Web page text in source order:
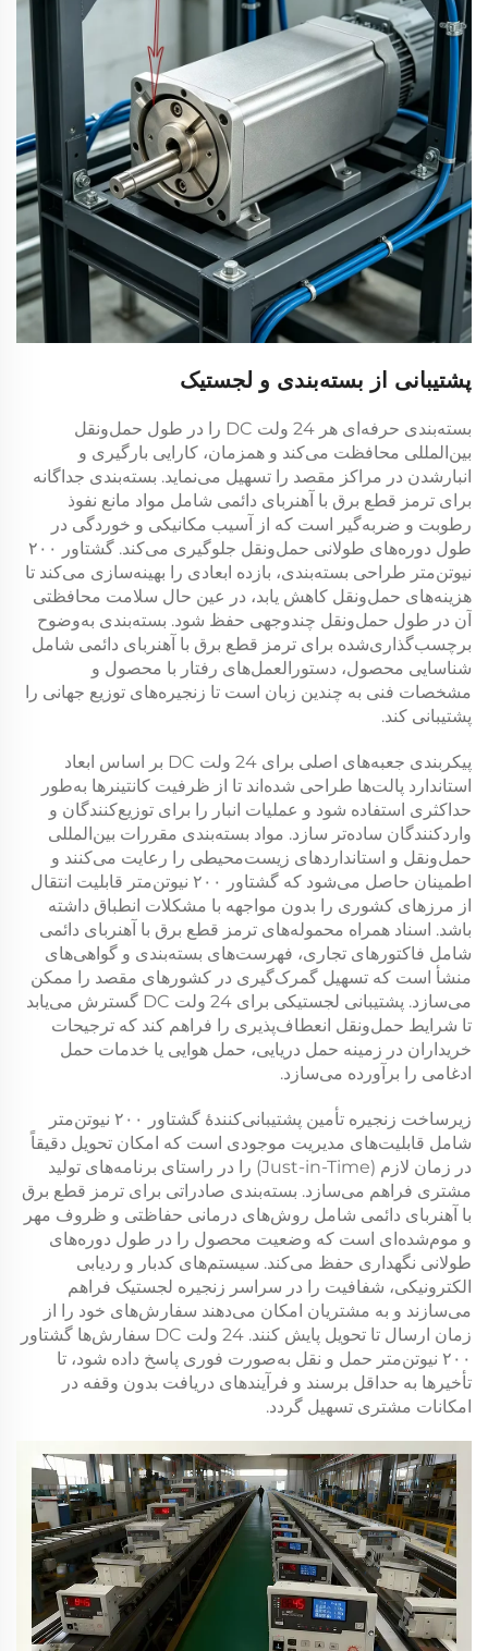
پشتیبانی از بسته‌بندی و لجستیک
بسته‌بندی حرفه‌ای هر 24 ولت DC
را در طول حمل‌ونقل
بین‌المللی محافظت می‌کند و همزمان، کارایی بارگیری و
انبارشدن در مراکز مقصد را تسهیل می‌نماید. بسته‌بندی جداگانه
برای ترمز قطع برق با آهنربای دائمی شامل مواد مانع نفوذ
رطوبت و ضربه‌گیر است که از آسیب مکانیکی و خوردگی در
طول دوره‌های طولانی حمل‌ونقل جلوگیری می‌کند.
گشتاور ۲۰۰
نیوتن‌متر طراحی بسته‌بندی، بازده ابعادی را بهینه‌سازی می‌کند تا
هزینه‌های حمل‌ونقل کاهش یابد، در عین حال سلامت محافظتی
آن در طول حمل‌ونقل چندوجهی حفظ شود. بسته‌بندی به‌وضوح
برچسب‌گذاری‌شده برای ترمز قطع برق با آهنربای دائمی شامل
شناسایی محصول، دستورالعمل‌های رفتار با محصول و
مشخصات فنی به چندین زبان است تا زنجیره‌های توزیع جهانی را
پشتیبانی کند.
پیکربندی جعبه‌های اصلی برای 24 ولت DC
بر اساس ابعاد
استاندارد پالت‌ها طراحی شده‌اند تا از ظرفیت کانتینرها به‌طور
حداکثری استفاده شود و عملیات انبار را برای توزیع‌کنندگان و
واردکنندگان ساده‌تر سازد. مواد بسته‌بندی مقررات بین‌المللی
حمل‌ونقل و استانداردهای زیست‌محیطی را رعایت می‌کنند و
اطمینان حاصل می‌شود که گشتاور ۲۰۰ نیوتن‌متر
قابلیت انتقال
از مرزهای کشوری را بدون مواجهه با مشکلات انطباق داشته
باشد. اسناد همراه محموله‌های ترمز قطع برق با آهنربای دائمی
شامل فاکتورهای تجاری، فهرست‌های بسته‌بندی و گواهی‌های
منشأ است که تسهیل گمرک‌گیری در کشورهای مقصد را ممکن
می‌سازد. پشتیبانی لجستیکی برای 24 ولت DC
گسترش می‌یابد
تا شرایط حمل‌ونقل انعطاف‌پذیری را فراهم کند که ترجیحات
خریداران در زمینه حمل دریایی، حمل هوایی یا خدمات حمل
ادغامی را برآورده می‌سازد.
زیرساخت زنجیره تأمین پشتیبانی‌کنندهٔ گشتاور ۲۰۰ نیوتن‌متر
شامل قابلیت‌های مدیریت موجودی است که امکان تحویل دقیقاً
در زمان لازم (Just-in-Time) را در راستای برنامه‌های تولید
مشتری فراهم می‌سازد. بسته‌بندی صادراتی برای ترمز قطع برق
با آهنربای دائمی شامل روش‌های درمانی حفاظتی و ظروف مهر
و موم‌شده‌ای است که وضعیت محصول را در طول دوره‌های
طولانی نگهداری حفظ می‌کند. سیستم‌های کدبار و ردیابی
الکترونیکی، شفافیت را در سراسر زنجیره لجستیک فراهم
می‌سازند و به مشتریان امکان می‌دهند سفارش‌های خود را از
زمان ارسال تا تحویل پایش کنند. 24 ولت DC سفارش‌ها گشتاور
۲۰۰ نیوتن‌متر
حمل و نقل به‌صورت فوری پاسخ داده شود، تا
تأخیرها به حداقل برسند و فرآیندهای دریافت بدون وقفه در
امکانات مشتری تسهیل گردد.